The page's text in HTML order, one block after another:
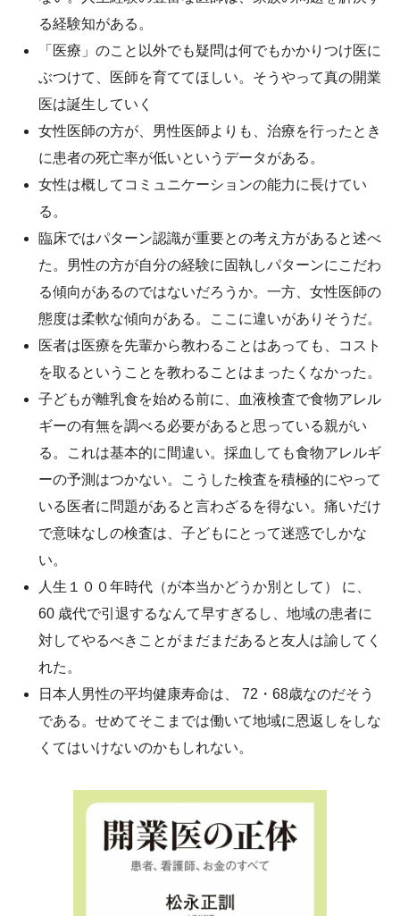
る経験知がある。
「医療」のこと以外でも疑問は何でもかかりつけ医に
ぶつけて、医師を育ててほしい。そうやって真の開業
医は誕生していく
女性医師の方が、男性医師よりも、治療を行ったとき
に患者の死亡率が低いというデータがある。
女性は概してコミュニケーションの能力に長けてい
る。
臨床ではパターン認識が重要との考え方があると述べ
た。男性の方が自分の経験に固執しパターンにこだわ
る傾向があるのではないだろうか。一方、女性医師の
態度は柔軟な傾向がある。ここに違いがありそうだ。
医者は医療を先輩から教わることはあっても、コスト
を取るということを教わることはまったくなかった。
子どもが離乳食を始める前に、血液検査で食物アレル
ギーの有無を調べる必要があると思っている親がい
る。これは基本的に間違い。採血しても食物アレルギ
ーの予測はつかない。こうした検査を積極的にやって
いる医者に問題があると言わざるを得ない。痛いだけ
で意味なしの検査は、子どもにとって迷惑でしかな
い。
人生１００年時代（が本当かどうか別として） に、
60 歳代で引退するなんて早すぎるし、地域の患者に
対してやるべきことがまだまだあると友人は諭してく
れた。
日本人男性の平均健康寿命は、 72・68歳なのだそう
である。せめてそこまでは働いて地域に恩返しをしな
くてはいけないのかもしれない。